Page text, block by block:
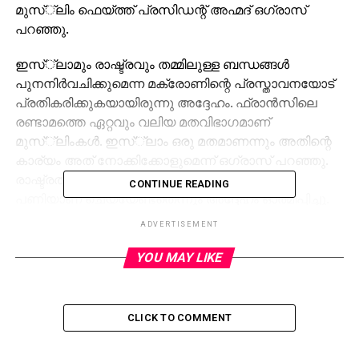
മുസ്്‌ലിം ഫെയ്ത്ത് പ്രസിഡന്റ് അഹ്മദ് ഒഗ്രാസ്
പറഞ്ഞു.
ഇസ്്‌ലാമും രാഷ്ട്രവും തമ്മിലുള്ള ബന്ധങ്ങള്‍
പുനനിര്‍വചിക്കുമെന്ന മക്രോണിന്റെ പ്രസ്താവനയോട്
പ്രതികരിക്കുകയായിരുന്നു അദ്ദേഹം. ഫ്രാന്‍സിലെ
രണ്ടാമത്തെ ഏറ്റവും വലിയ മതവിഭാഗമാണ്
മുസ്്‌ലിംകള്‍. ഇസ്്‌ലാം ഒരു മതമാണന്നും അതിന്റെ
രാഷ്ട്രത്തലവനെന്ന നിലയില്‍ മക്രോണ്‍ ആ
പണിയാണ് ചെയ്യേണ്ടതെന്നും അദ്ദേഹം ഓര്‍മിപ്പിച്ചു.
പരാജയപ്പെടുത്തിയാണ് മക്രോണ്‍ പ്രസിഡന്റായത്.
മതേതരത്വം തിരിച്ചുകൊണ്ടുവരുന്നതിനാണ്
കാര്യത്തില്‍ ചില അതിര്‍വരമ്പുകള്‍ കൊണ്ടുവരാന്‍
ആഗ്രഹിക്കുന്നുണ്ടെന്നും അടുത്തിടെ ഒരു പത്രത്തിന്
CONTINUE READING
ADVERTISEMENT
YOU MAY LIKE
CLICK TO COMMENT